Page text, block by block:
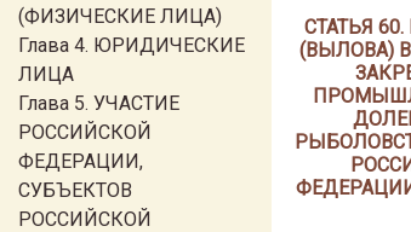
(ФИЗИЧЕСКИЕ ЛИЦА)
Глава 4. ЮРИДИЧЕСКИЕ
ЛИЦА
Глава 5. УЧАСТИЕ
РОССИЙСКОЙ
ФЕДЕРАЦИИ,
СУБЪЕКТОВ
РОССИЙСКОЙ
СТАТЬЯ
(ВЫЛОВА)